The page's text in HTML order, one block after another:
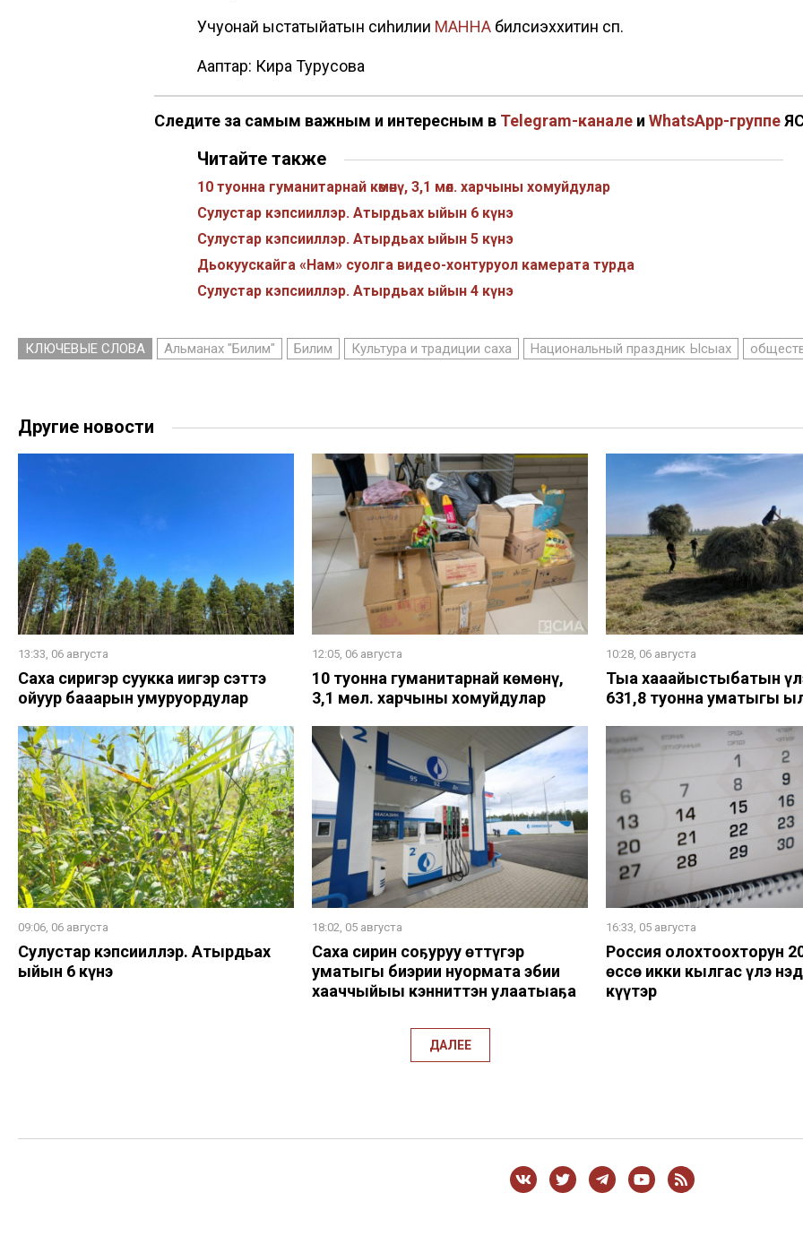
Учуонай ыстатыйатын сиһилии МАННА билсиэххитин сөп.
Ааптар: Кира Турусова
Следите за самым важным и интересным в Telegram-канале и WhatsApp-группе
Читайте также
10 туонна гуманитарнай көмөнү, 3,1 мөл. харчыны хомуйдулар
Сулустар кэпсииллэр. Атырдьах ыйын 6 күнэ
Сулустар кэпсииллэр. Атырдьах ыйын 5 күнэ
Дьокуускайга «Нам» суолга видео-хонтуруол камерата турда
Сулустар кэпсииллэр. Атырдьах ыйын 4 күнэ
КЛЮЧЕВЫЕ СЛОВА Альманах "Билим" Билим Культура и традиции саха Национальный праздник Ысыах
Другие новости
13:33, 06 августа
Саха сиригэр суукка иһигэр сэттэ
ойуур баһаарын умуруордулар
12:05, 06 августа
10 туонна гуманитарнай көмөнү,
3,1 мөл. харчыны хомуйдулар
10:28, 06 августа
Тыа хаһаайыстыбатын
631,8 туонна уматыгы
09:06, 06 августа
Сулустар кэпсииллэр. Атырдьах
ыйын 6 күнэ
18:02, 05 августа
Саха сирин соҕуруу өттүгэр
уматыгы биэрии нуормата эбии
хааччыйыы кэнниттэн улаатыаҕа
16:33, 05 августа
Россия олохтоохторун
өссө икки кылгас үлэ
күүтэр
ДАЛЕЕ